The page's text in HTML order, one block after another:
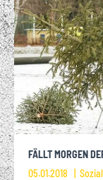
FÄLLT MORGEN
05.01.2018